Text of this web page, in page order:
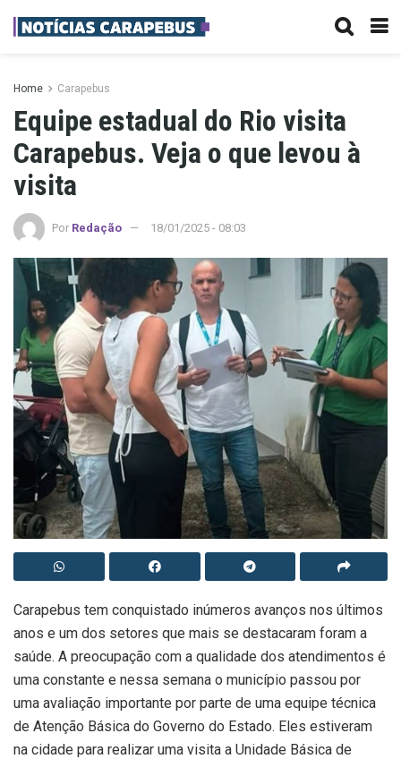
Home Carapebus
Equipe estadual do Rio visita
Carapebus. Veja o que levou à
visita
Por Redação 18/01/2025 - 08:03
Carapebus tem conquistado inúmeros avanços nos últimos
anos e um dos setores que mais se destacaram foram a
saúde. A preocupação com a qualidade dos atendimentos é
uma constante e nessa semana o município passou por
uma avaliação importante por parte de uma equipe técnica
de Atenção Básica do Governo do Estado. Eles estiveram
na cidade para realizar uma visita a Unidade Básica de